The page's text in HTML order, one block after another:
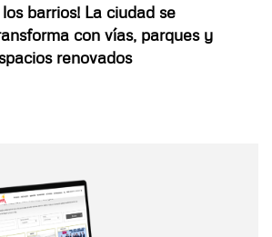
barrios! La ciudad se
con vías, parques y
renovados